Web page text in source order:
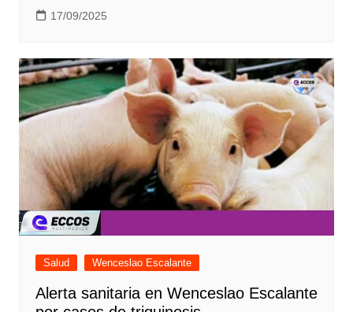
17/09/2025
Salud Wenceslao Escalante
Alerta sanitaria en Wenceslao Escalante